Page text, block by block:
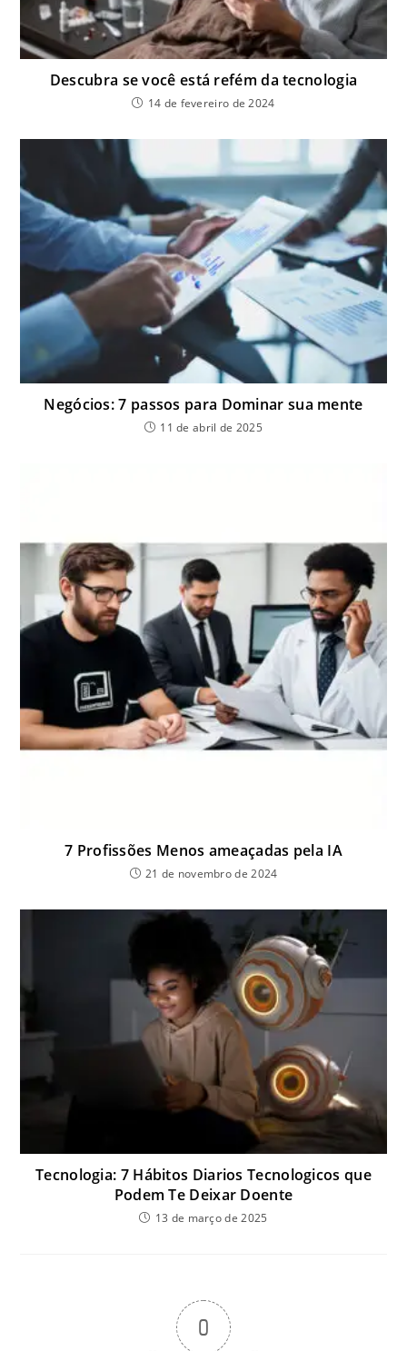
Descubra se você está refém da tecnologia
14 de fevereiro de 2024
Negócios: 7 passos para Dominar sua mente
11 de abril de 2025
7 Profissões Menos ameaçadas pela IA
21 de novembro de 2024
Tecnologia: 7 Hábitos Diarios Tecnologicos que
Podem Te Deixar Doente
13 de março de 2025
0